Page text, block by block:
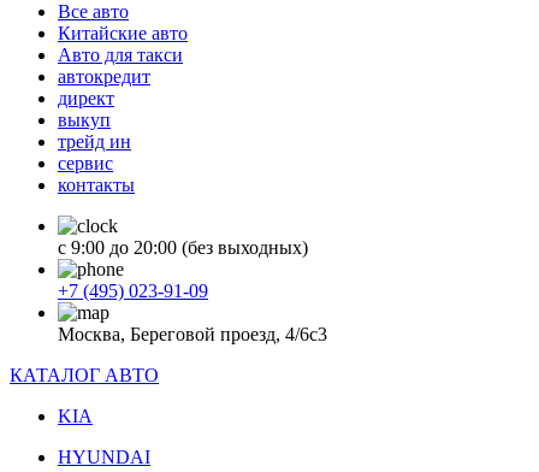
Все авто
Китайские авто
Авто для такси
автокредит
директ
выкуп
трейд ин
сервис
контакты
с 9:00 до 20:00 (без выходных)
+7 (495) 023-91-09
Москва, Береговой проезд, 4/6с3
КАТАЛОГ АВТО
KIA
HYUNDAI